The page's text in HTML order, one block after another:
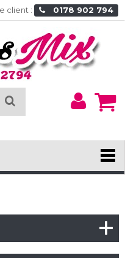
client : 0178 902 794
Rechercher
Mon